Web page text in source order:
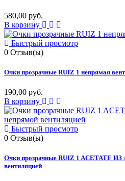
580,00 руб.
В корзину
Быстрый просмотр
0 Отзыв(ы)
Очки прозрачные RUIZ 1 непрямая
190,00 руб.
В корзину
Быстрый просмотр
0 Отзыв(ы)
Очки прозрачные RUIZ 1 ACETATE
вентиляцией